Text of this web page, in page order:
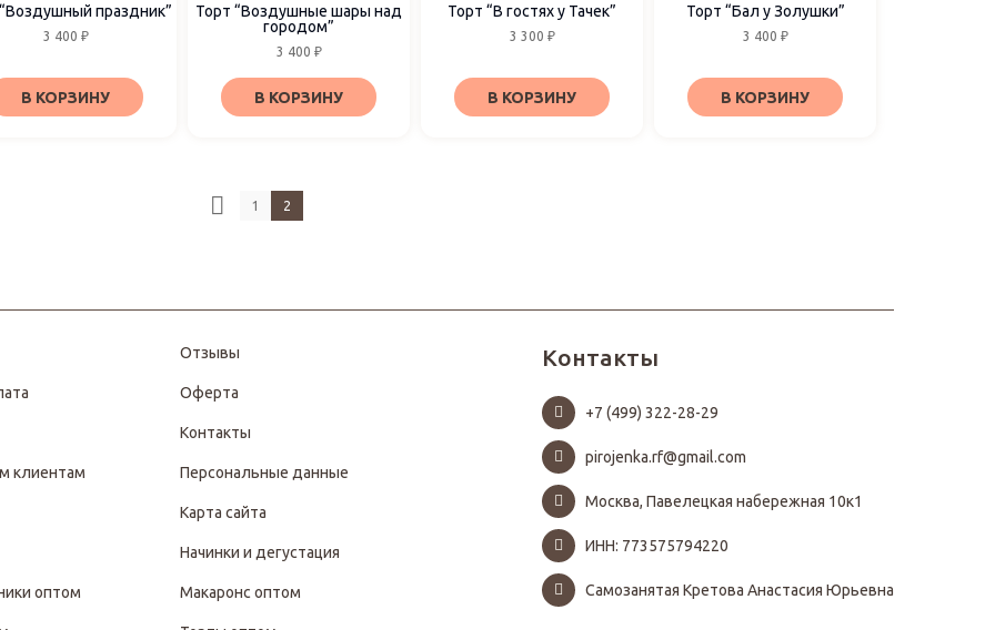
праздник”
3 400 ₽
В КОРЗИНУ
Торт “Воздушные шары над
городом”
3 400 ₽
В КОРЗИНУ
Торт “В гостях у Тачек”
3 300 ₽
В КОРЗИНУ
Торт “Бал у Золушки”
3 400 ₽
В КОРЗИНУ
1 2
клиентам
оптом
Отзывы
Оферта
Контакты
Персональные данные
Карта сайта
Начинки и дегустация
Макаронс оптом
Контакты
+7 (499) 322-28-29
pirojenka.rf@gmail.com
Москва, Павелецкая набережная 10к1
ИНН: 773575794220
Самозанятая Кретова Анастасия Юрьевна